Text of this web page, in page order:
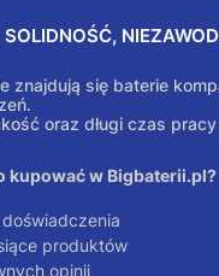
znajdują się baterie
oraz długi czas
kupować w Bigbaterii.pl?
produktów
opinii